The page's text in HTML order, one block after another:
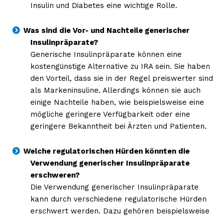
Insulin und Diabetes eine wichtige Rolle.
Was sind die Vor- und Nachteile generischer
Insulinpräparate?
Generische Insulinpräparate können eine
kostengünstige Alternative zu IRA sein. Sie haben
den Vorteil, dass sie in der Regel preiswerter sind
als Markeninsuline. Allerdings können sie auch
einige Nachteile haben, wie beispielsweise eine
mögliche geringere Verfügbarkeit oder eine
geringere Bekanntheit bei Ärzten und Patienten.
Welche regulatorischen Hürden könnten die
Verwendung generischer Insulinpräparate
erschweren?
Die Verwendung generischer Insulinpräparate
kann durch verschiedene regulatorische Hürden
erschwert werden. Dazu gehören beispielsweise